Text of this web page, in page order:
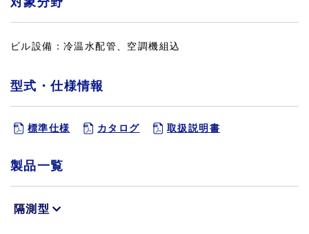
ビル設備：冷温水配管、空調機組込
型式・仕様情報
標準仕様 カタログ 取扱説明書
製品一覧
隔測型